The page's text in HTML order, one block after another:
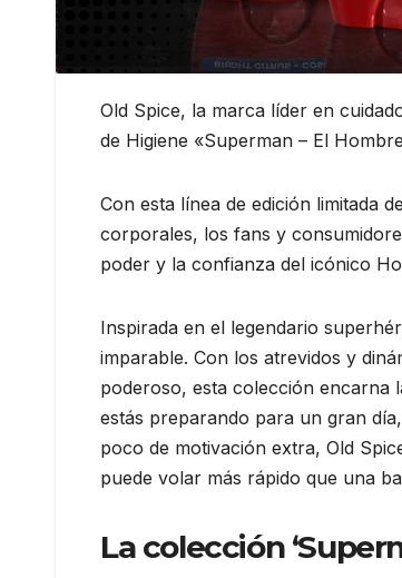
Old Spice, la marca líder en
de Higiene «Superman – El
Con esta línea de edición limitada
corporales, los fans y
poder y la confianza del icónico
Inspirada en el legendario
imparable. Con los atrevidos y
poderoso, esta colección encarna
estás preparando para un gran
poco de motivación extra, Old
puede volar más rápido que una
La colección